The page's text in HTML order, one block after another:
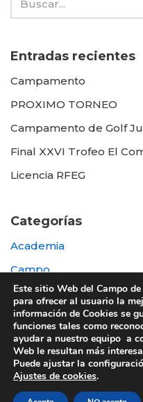
Entradas recientes
Campamento
PROXIMO TORNEO
Campamento de Golf
Final XXVI Trofeo El
Licencia RFEG
Categorías
Academia
Campo
Destacada
Otras
© 2022 UTE GOLF
Este sitio Web del Campo
para ofrecer al usuario la
información de Cookies se
funciones tales como
ayudar a nuestro equipo a
Web le resultan más
Puede ajustar la
Ajustes de cookies.